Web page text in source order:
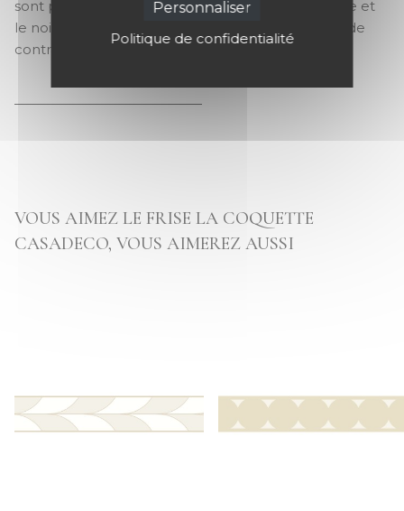
sont proposées : un beige lin sage, le bleu pétrole et
le noir fusain marquant une plus grande volonté de
contraste.
VOUS AIMEZ LE FRISE LA COQUETTE
CASADECO, VOUS AIMEREZ AUSSI
Personnaliser
Politique de confidentialité